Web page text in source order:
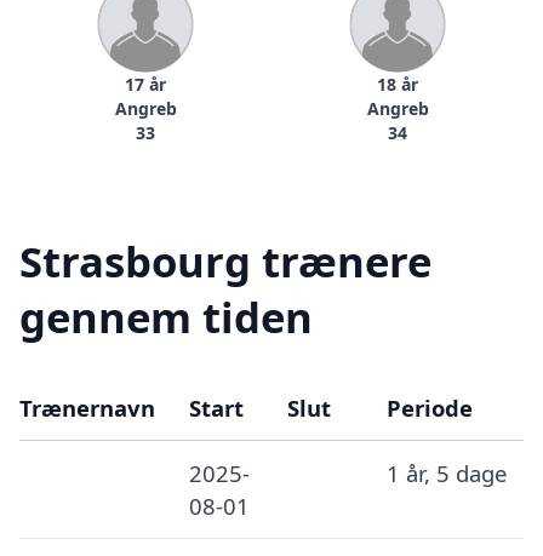
17 år
Angreb
33
18 år
Angreb
34
Strasbourg trænere
gennem tiden
Trænernavn Start Slut Periode
2025-
08-01
1 år, 5 dage